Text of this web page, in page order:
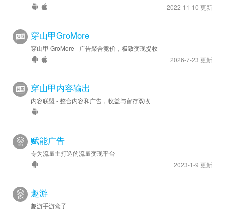
2022-11-10 更新
穿山甲GroMore
穿山甲 GroMore - 广告聚合竞价，极致变现提收
2026-7-23 更新
穿山甲内容输出
内容联盟 - 整合内容和广告，收益与留存双收
赋能广告
专为流量主打造的流量变现平台
2023-1-9 更新
趣游
趣游手游盒子